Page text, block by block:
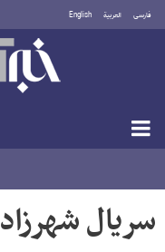
فارسی العربية English
پنجشنبه ۱۵ مرداد ۱۴۰۵
سریال شهرزاد